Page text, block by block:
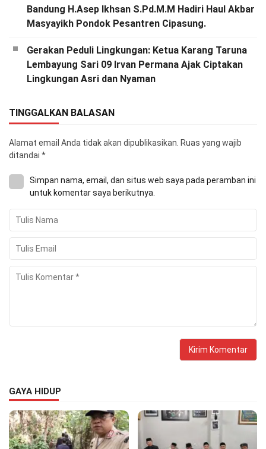
Bandung H.Asep Ikhsan S.Pd.M.M Hadiri Haul Akbar
Masyayikh Pondok Pesantren Cipasung.
Gerakan Peduli Lingkungan: Ketua Karang Taruna
Lembayung Sari 09 Irvan Permana Ajak Ciptakan
Lingkungan Asri dan Nyaman
TINGGALKAN BALASAN
Alamat email Anda tidak akan dipublikasikan. Ruas yang wajib
ditandai *
Simpan nama, email, dan situs web saya pada peramban ini
untuk komentar saya berikutnya.
GAYA HIDUP